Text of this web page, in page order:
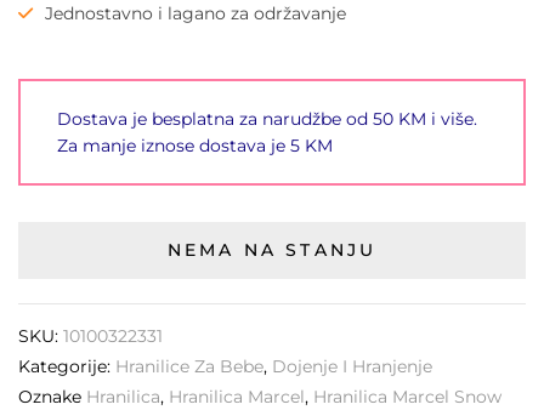
Jednostavno i lagano za održavanje
Dostava je besplatna za narudžbe od 50 KM i više.
Za manje iznose dostava je 5 KM
NEMA NA STANJU
SKU: 10100322331
Kategorije: Hranilice Za Bebe, Dojenje I Hranjenje
Oznake Hranilica, Hranilica Marcel, Hranilica Marcel Snow